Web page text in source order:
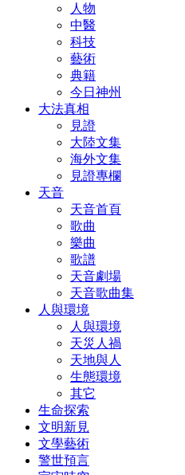
人物
中醫
科技
藝術
典籍
今日神州
大法真相
見證
大陸文集
海外文集
見證專欄
天音
天音首頁
歌曲
樂曲
歌譜
天音劇場
天音歌曲集
人與環境
人與環境
天災人禍
天地與人
生態環境
其它
生命探索
文明新見
文學藝術
警世預言